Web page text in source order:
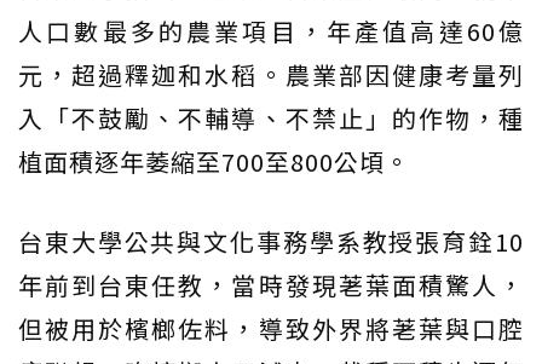
人口數最多的農業項目，年產值高達60億
元，超過釋迦和水稻。農業部因健康考量列
入「不鼓勵、不輔導、不禁止」的作物，種
植面積逐年萎縮至700至800公頃。
台東大學公共與文化事務學系教授張育銓10
年前到台東任教，當時發現荖葉面積驚人，
但被用於檳榔佐料，導致外界將荖葉與口腔